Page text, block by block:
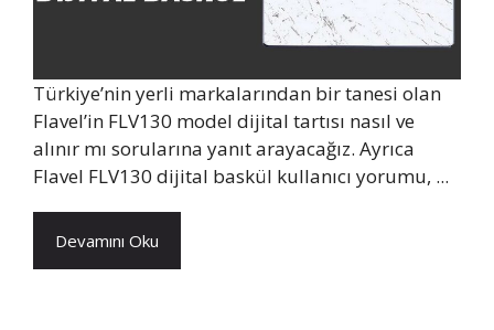
Türkiye’nin yerli markalarından bir tanesi olan
Flavel’in FLV130 model dijital tartısı nasıl ve
alınır mı sorularına yanıt arayacağız. Ayrıca
Flavel FLV130 dijital baskül kullanıcı yorumu, ...
Devamını Oku